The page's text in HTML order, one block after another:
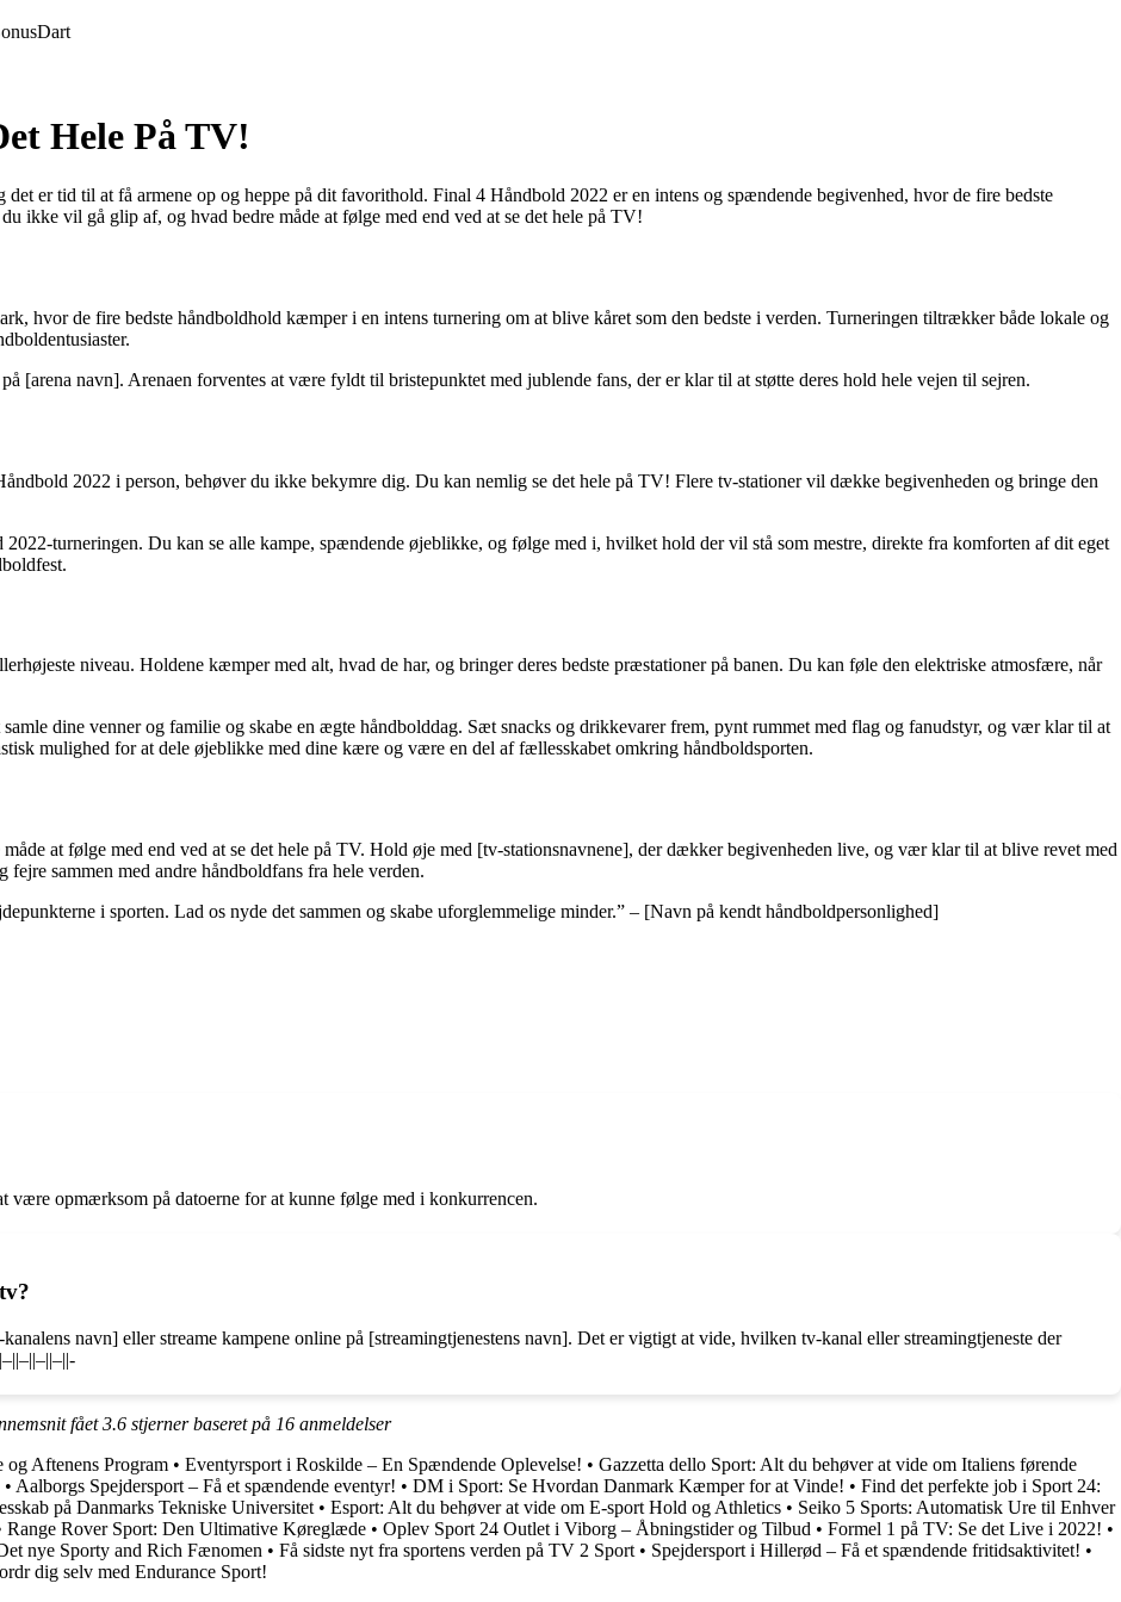
Dart
Hele På TV!
er tid til at få armene op og heppe på dit favorithold. Final 4 Håndbold 2022 er en intens og spændende begivenhed, hvor de fire bedste
ikke vil gå glip af, og hvad bedre måde at følge med end ved at se det hele på TV!
hvor de fire bedste håndboldhold kæmper i en intens turnering om at blive kåret som den bedste i verden. Turneringen tiltrækker både lokale og
navn]. Arenaen forventes at være fyldt til bristepunktet med jublende fans, der er klar til at støtte deres hold hele vejen til sejren.
2022 i person, behøver du ikke bekymre dig. Du kan nemlig se det hele på TV! Flere tv-stationer vil dække begivenheden og bringe den
turneringen. Du kan se alle kampe, spændende øjeblikke, og følge med i, hvilket hold der vil stå som mestre, direkte fra komforten af dit eget
niveau. Holdene kæmper med alt, hvad de har, og bringer deres bedste præstationer på banen. Du kan føle den elektriske atmosfære, når
dine venner og familie og skabe en ægte håndbolddag. Sæt snacks og drikkevarer frem, pynt rummet med flag og fanudstyr, og vær klar til at
mulighed for at dele øjeblikke med dine kære og være en del af fællesskabet omkring håndboldsporten.
at følge med end ved at se det hele på TV. Hold øje med [tv-stationsnavnene], der dækker begivenheden live, og vær klar til at blive revet med
sammen med andre håndboldfans fra hele verden.
i sporten. Lad os nyde det sammen og skabe uforglemmelige minder.” – [Navn på kendt håndboldpersonlighed]
opmærksom på datoerne for at kunne følge med i konkurrencen.
navn] eller streame kampene online på [streamingtjenestens navn]. Det er vigtigt at vide, hvilken tv-kanal eller streamingtjeneste der
fået3.6 stjerner baseret på 16 anmeldelser
Aftenens Program • Eventyrsport i Roskilde – En Spændende Oplevelse! • Gazzetta dello Sport: Alt du behøver at vide om Italiens førende
• Aalborgs Spejdersport – Få et spændende eventyr! • DM i Sport: Se Hvordan Danmark Kæmper for at Vinde! • Find det perfekte job i Sport 24:
på Danmarks Tekniske Universitet • Esport: Alt du behøver at vide om E-sport Hold og Athletics • Seiko 5 Sports: Automatisk Ure til Enhver
Range Rover Sport: Den Ultimative Køreglæde • Oplev Sport 24 Outlet i Viborg – Åbningstider og Tilbud • Formel 1 på TV: Se det Live i 2022! •
nye Sporty and Rich Fænomen • Få sidste nyt fra sportens verden på TV 2 Sport • Spejdersport i Hillerød – Få et spændende fritidsaktivitet! •
dig selv med Endurance Sport!